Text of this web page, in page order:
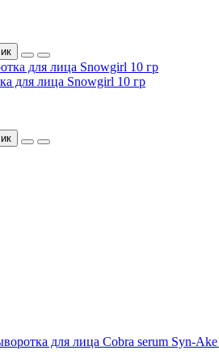
для лица Snowgirl 10 гр
для лица Cobra serum Syn-